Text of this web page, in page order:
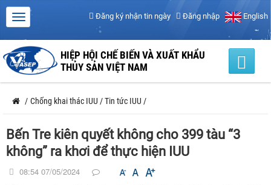
Đăng ký nhận tin ngày Đăng nhập English
HIỆP HỘI CHẾ BIẾN VÀ XUẤT KHẨU
THỦY SẢN VIỆT NAM
/ Chống khai thác IUU /Tin tức IUU /
Bến Tre kiên quyết không cho 399 tàu “3
không” ra khơi để thực hiện IUU
08:54 07/05/2024